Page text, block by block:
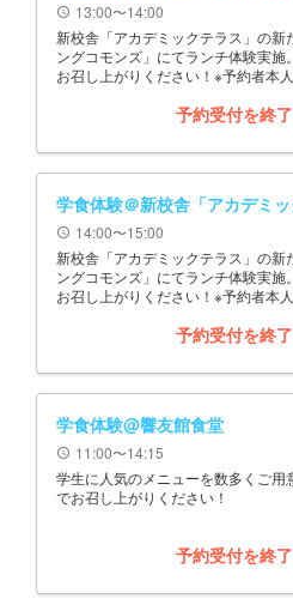
schedule 13:00〜14:00
新校舎「アカデミックテラス」の新
ングコモンズ」にてランチ体験実
お召し上がりください！※予約者本
予約受付を終
学食体験＠新校舎「アカデミ
schedule 14:00〜15:00
新校舎「アカデミックテラス」の新
ングコモンズ」にてランチ体験実
お召し上がりください！※予約者本
予約受付を終
学食体験@響友館食堂
schedule 11:00〜14:15
学生に人気のメニューを数多くご用
でお召し上がりください！
予約受付を終